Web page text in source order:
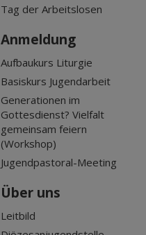
Tag der Arbeitslosen
Anmeldung
Aufbaukurs Liturgie
Basiskurs Jugendarbeit
Generationen im
Gottesdienst? Vielfalt
gemeinsam feiern
(Workshop)
Jugendpastoral-Meeting
Über uns
Leitbild